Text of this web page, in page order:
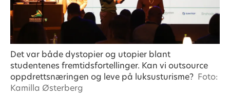
Det var både dystopier og utopier blant
studentenes fremtidsfortellinger. Kan vi outsource
oppdrettsnæringen og leve på luksusturisme? Foto:
Kamilla Østerberg